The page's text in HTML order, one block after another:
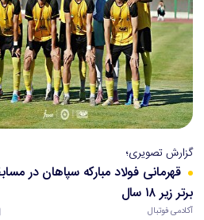
گزارش تصویری؛
قهرمانی فولاد مبارکه سپاهان در
برتر زیر ۱۸ سال
آکادمی فوتبال